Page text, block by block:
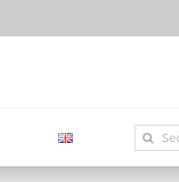
Search
for: